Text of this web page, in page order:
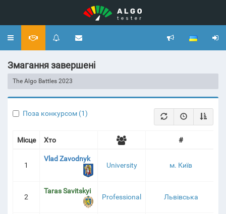
Toggle
Змагання завершені
The Algo Battles 2023
Поза конкурсом (1)
Місце Хто #
1
Vlad Zavodnyk
University
м. Київ
2
Taras Savitskyi
Professional Львівська